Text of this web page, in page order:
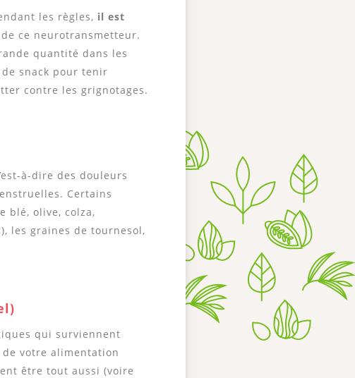
les règles, il est
ce neurotransmetteur.
quantité dans les
snack pour tenir
contre les grignotages.
à-dire des douleurs
Certains
blé, olive, colza,
les graines de tournesol,
qui surviennent
votre alimentation
être tout aussi (voire